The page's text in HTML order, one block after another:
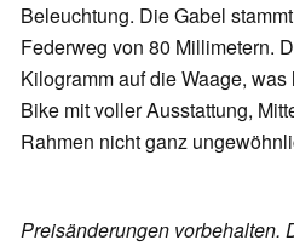
Beleuchtung. Die Gabel
Federweg von 80 Millimetern.
Kilogramm auf die Waage,
Bike mit voller Ausstattung,
Rahmen nicht ganz
Preisänderungen vorbehalten.